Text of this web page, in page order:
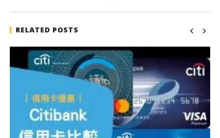
RELATED POSTS